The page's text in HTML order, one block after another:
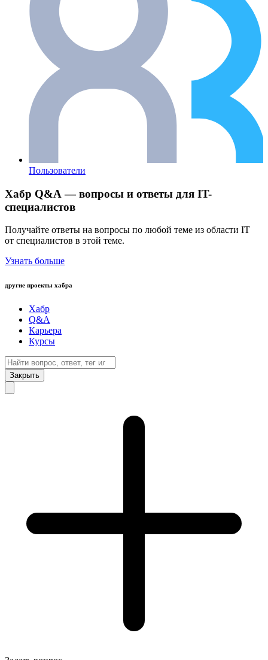
Пользователи
Хабр Q&A — вопросы и ответы для IT-
специалистов
Получайте ответы на вопросы по любой теме из области IT
от специалистов в этой теме.
Узнать больше
другие проекты хабра
Хабр
Q&A
Карьера
Курсы
Закрыть